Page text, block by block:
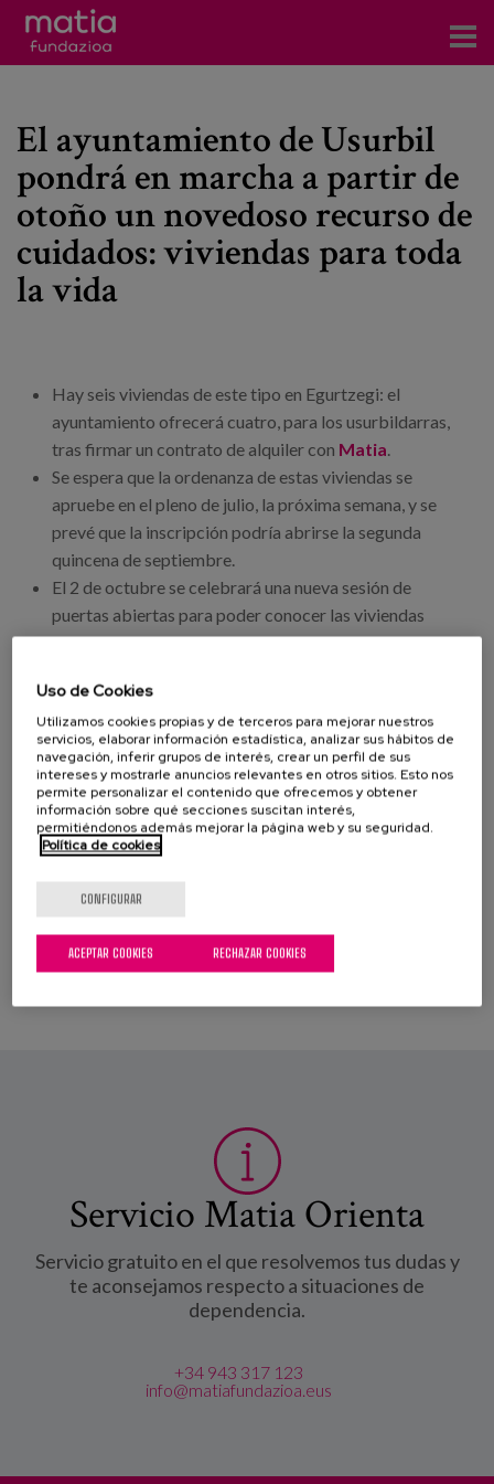
Servicios
Eventos
Contacto
Noticias
Prensa
Trabaja con nosotros
Canal de denuncias
El ayuntamiento de Usurbil
pondrá en marcha a partir de
otoño un novedoso recurso de
cuidados: viviendas para toda
la vida
Hay seis viviendas de este tipo en Egurtzegi: el
ayuntamiento ofrecerá cuatro, para los usurbildarras,
tras firmar un contrato de alquiler con Matia.
Se espera que la ordenanza de estas viviendas se
apruebe en el pleno de julio, la próxima semana, y se
prevé que la inscripción podría abrirse la segunda
quincena de septiembre.
El 2 de octubre se celebrará una nueva sesión de
puertas abiertas para poder conocer las viviendas
desde dentro.
(Para continuar leyendo descarga la nota de prensa
DESCARGAR NOTA DE PRENSA
DESCARGA LAS FOTOS AQUÍ
Servicio Matia Orienta
Servicio gratuito en el que resolvemos tus dudas y
te aconsejamos respecto a situaciones de
dependencia.
+34 943 317 123
info@matiafundazioa.eus
Uso de Cookies
Utilizamos cookies propias y de terceros para mejorar nuestros
servicios, elaborar información estadística, analizar sus hábitos de
navegación, inferir grupos de interés, crear un perfil de sus
intereses y mostrarle anuncios relevantes en otros sitios. Esto nos
permite personalizar el contenido que ofrecemos y obtener
información sobre qué secciones suscitan interés,
permitiéndonos además mejorar la página web y su seguridad.
Política de cookies
CONFIGURAR
RECHAZAR COOKIES
ACEPTAR COOKIES